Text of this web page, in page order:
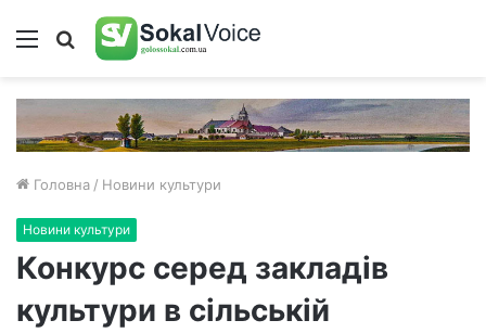
Меню Пошук
Головна / Новини культури
Новини культури
Конкурс серед закладів
культури в сільській